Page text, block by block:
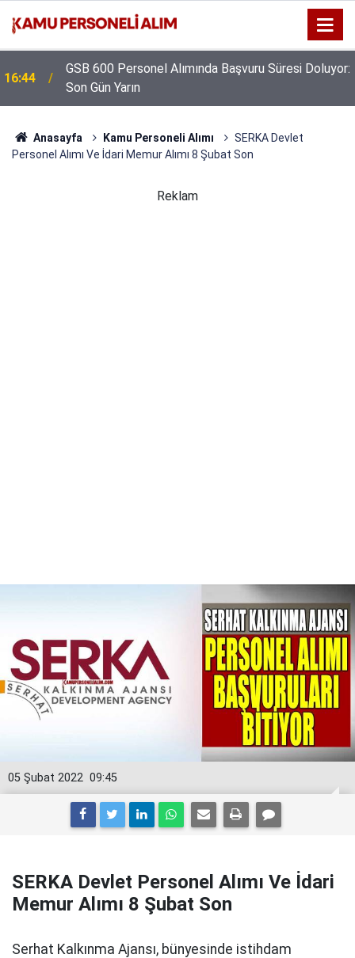
16:44
GSB 600 Personel Alımında Başvuru Süresi Doluyor:
Son Gün Yarın
Anasayfa Kamu Personeli Alımı
SERKA Devlet
Personel Alımı Ve İdari Memur Alımı 8 Şubat Son
Reklam
09:45
05 Şubat 2022
SERKA Devlet Personel Alımı Ve İdari
Memur Alımı 8 Şubat Son
Serhat Kalkınma Ajansı, bünyesinde istihdam